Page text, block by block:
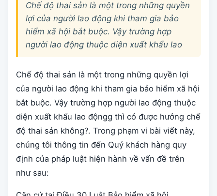
Chế độ thai sản là một trong những quyền
lợi của người lao động khi tham gia bảo
hiểm xã hội bắt buộc. Vậy trường hợp
người lao động thuộc diện xuất khẩu lao
Chế độ thai sản là một trong những quyền lợi
của người lao động khi tham gia bảo hiểm xã hội
bắt buộc. Vậy trường hợp người lao động thuộc
diện xuất khẩu lao độngg thì có được hưởng chế
độ thai sản không?. Trong phạm vi bài viết này,
chúng tôi thông tin đến Quý khách hàng quy
định của pháp luật hiện hành về vấn đề trên
như sau: